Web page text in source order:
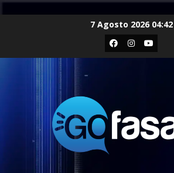
7 Agosto 2026 04:42
Facebook
Instagram
Youtube